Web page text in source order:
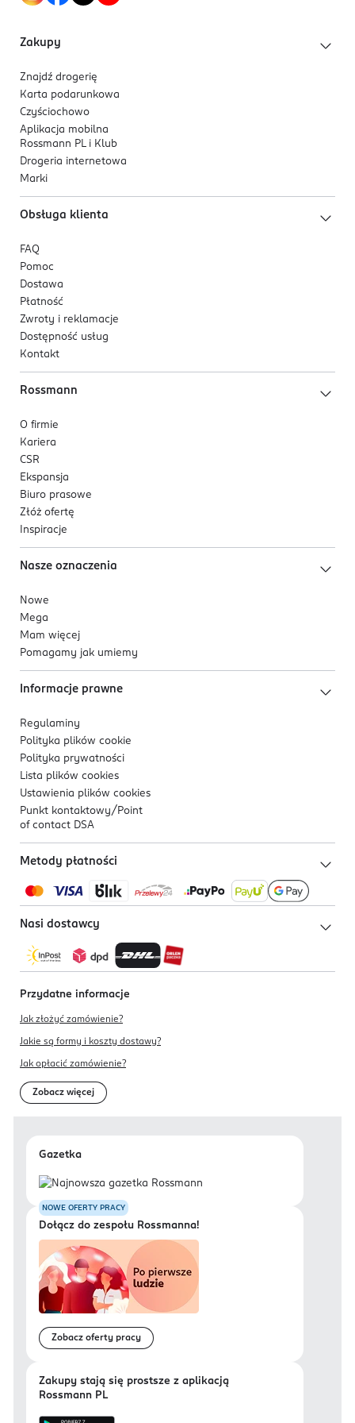
Radom
483845801
Kod EAN
5 900465 000421
Zakupy
Znajdź drogerię
Karta podarunkowa
Czyściochowo
Aplikacja mobilna
Rossmann PL i Klub
Drogeria internetowa
Marki
Obsługa klienta
FAQ
Pomoc
Dostawa
Płatność
Zwroty i reklamacje
Dostępność usług
Kontakt
Rossmann
O firmie
Kariera
CSR
Ekspansja
Biuro prasowe
Złóż ofertę
Inspiracje
Nasze oznaczenia
Nowe
Mega
Mam więcej
Pomagamy jak umiemy
Informacje prawne
Regulaminy
Polityka plików cookie
Polityka prywatności
Lista plików cookies
Ustawienia plików cookies
Punkt kontaktowy/ Point
of contact DSA
Metody płatności
Nasi dostawcy
Przydatne informacje
Jak złożyć zamówienie?
Jakie są formy i koszty dostawy?
Jak opłacić zamówienie?
Zobacz więcej
Gazetka
NOWE OFERTY PRACY
Dołącz do zespołu Rossmanna!
Zobacz oferty pracy
Zakupy stają się prostsze z aplikacją
Rossmann PL